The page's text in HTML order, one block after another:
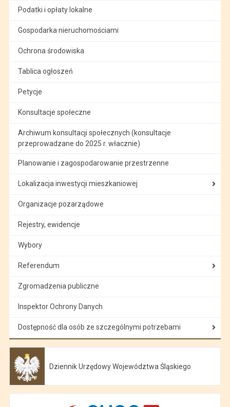
Podatki i opłaty lokalne
Gospodarka nieruchomościami
Ochrona środowiska
Tablica ogłoszeń
Petycje
Konsultacje społeczne
Archiwum konsultacji społecznych (konsultacje
przeprowadzane do 2025 r. włacznie)
Planowanie i zagospodarowanie przestrzenne
Lokalizacja inwestycji mieszkaniowej
Organizacje pozarządowe
Rejestry, ewidencje
Wybory
Referendum
Zgromadzenia publiczne
Inspektor Ochrony Danych
Dostępność dla osób ze szczególnymi potrzebami
Dziennik Urzędowy Województwa Śląskiego